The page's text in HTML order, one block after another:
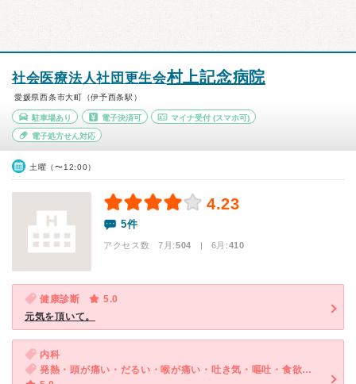
社会医療法人社団更生会村上記念病院
愛媛県西条市大町（伊予西条駅）
駐車場あり 電子決済可 マイナ受付 (スマホ可)
電子処方せん対応
土曜（〜12:00）
4.23
5件
アクセス数 7月:504 | 6月:410
健康診断
5.0
元気を頂いて。
内科
発熱・頭が痛い・だるい・喉が痛い・吐き気・嘔吐・食欲不振・体調不良